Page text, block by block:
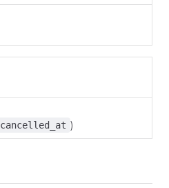
cancelled_at )